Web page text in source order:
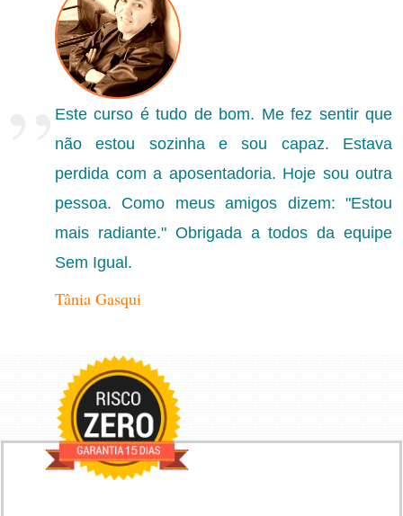
Este curso é tudo de bom. Me fez sentir que
não estou sozinha e sou capaz. Estava
perdida com a aposentadoria. Hoje sou outra
pessoa. Como meus amigos dizem: "Estou
mais radiante." Obrigada a todos da equipe
Sem Igual.
Tânia Gasqui